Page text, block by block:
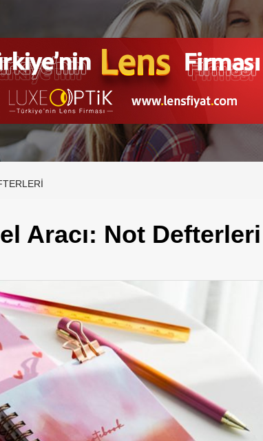
Aracı: Not Defterleri